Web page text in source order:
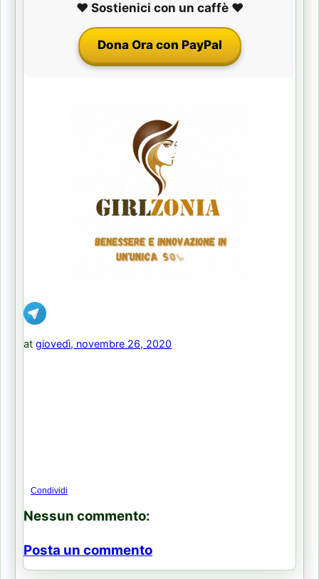
❤️ Sostienici con un caffè ❤️
Dona Ora con PayPal
at giovedì, novembre 26, 2020
Condividi
Nessun commento:
Posta un commento